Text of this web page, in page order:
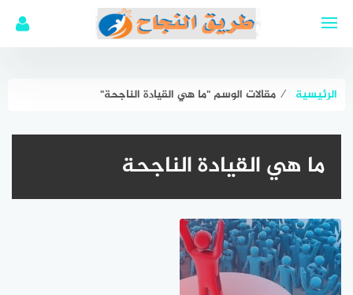
الرئيسية ⁄ مقالات الوسم "ما هي القيادة الناجحة"
ما هي القيادة الناجحة